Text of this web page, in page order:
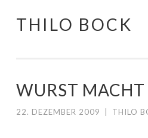
Springe
THILO BOCK
WURST
22. DEZEMBER 2009 THILO